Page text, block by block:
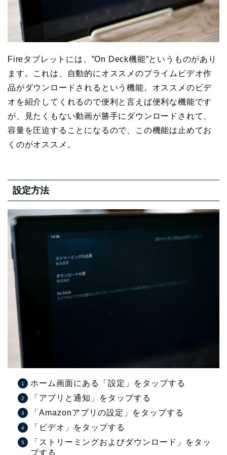
Fireタブレットには、‟On Deck機能”というものがあり
ます。これは、自動的にオススメのプライムビデオ作
品がダウンロードされるという機能。オススメのビデ
オを紹介してくれるので便利と言えば便利な機能です
が、見たくもない動画が勝手にダウンロードされて、
容量を圧迫することになるので、この機能は止めてお
くのがオススメ。
設定方法
ホーム画面にある「設定」をタップする
「アプリと通知」をタップする
「Amazonアプリの設定」をタップする
「ビデオ」をタップする
「ストリーミングおよびダウンロード」をタッ
プする